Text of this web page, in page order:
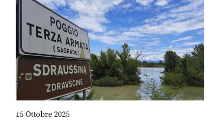
15 Ottobre 2025